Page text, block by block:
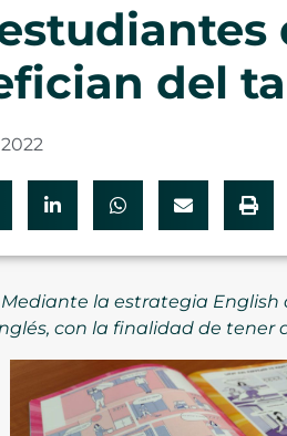
del
Mediante la estrategia English
con la finalidad de tener